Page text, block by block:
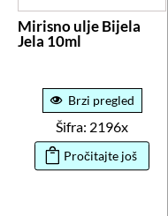
Mirisno ulje Bijela
Jela 10ml
Brzi pregled
Šifra: 2196x
Pročitajte još